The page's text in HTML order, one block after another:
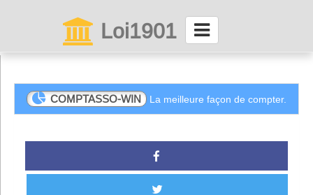
Loi1901
Connexion
Abonnez-vous à LettrAsso
Menu général
COMPTASSO-WIN La meilleure façon de compter.